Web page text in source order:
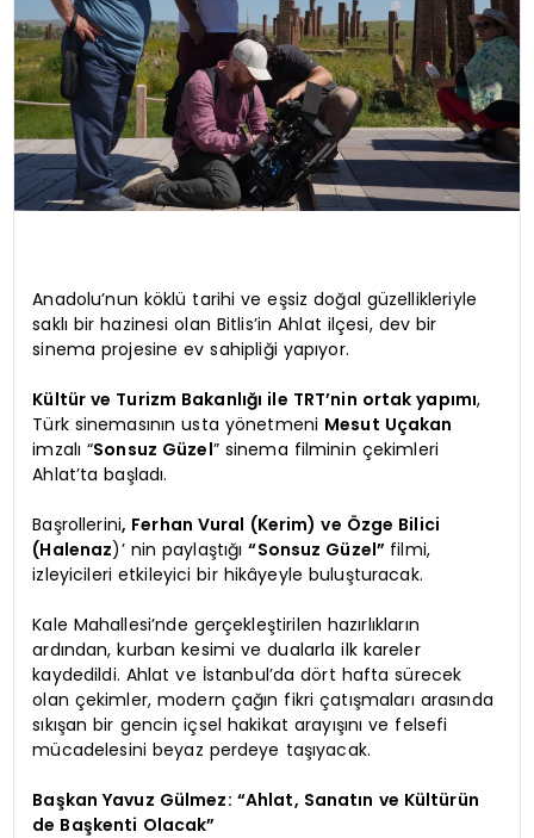
Anadolu’nun köklü tarihi ve eşsiz doğal güzellikleriyle
saklı bir hazinesi olan Bitlis’in Ahlat ilçesi, dev bir
sinema projesine ev sahipliği yapıyor.
Kültür ve Turizm Bakanlığı ile TRT’nin ortak yapımı,
Türk sinemasının usta yönetmeni Mesut Uçakan
imzalı “Sonsuz Güzel” sinema filminin çekimleri
Ahlat’ta başladı.
Başrollerini, Ferhan Vural (Kerim) ve Özge Bilici
(Halenaz)’ nin paylaştığı“Sonsuz Güzel” filmi,
izleyicileri etkileyici bir hikâyeyle buluşturacak.
Kale Mahallesi’nde gerçekleştirilen hazırlıkların
ardından, kurban kesimi ve dualarla ilk kareler
kaydedildi. Ahlat ve İstanbul’da dört hafta sürecek
olan çekimler, modern çağın fikri çatışmaları arasında
sıkışan bir gencin içsel hakikat arayışını ve felsefi
mücadelesini beyaz perdeye taşıyacak.
Başkan Yavuz Gülmez: “Ahlat, Sanatın ve Kültürün
de Başkenti Olacak”